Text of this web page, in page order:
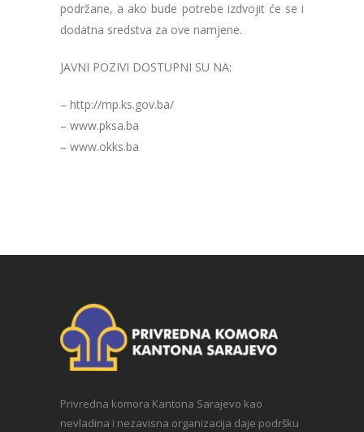
podržane, a ako bude potrebe izdvojit će se i
dodatna sredstva za ove namjene.
JAVNI POZIVI DOSTUPNI SU NA:
– http://mp.ks.gov.ba/
– www.pksa.ba
– www.okks.ba
Privredna komora Kantona Sarajevo kao
nevladina i nezavisna organizacija daje podršku